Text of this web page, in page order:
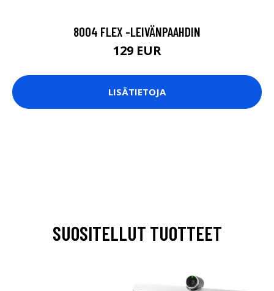
8004 FLEX -LEIVÄNPAAHDIN
129 EUR
LISÄTIETOJA
SUOSITELLUT TUOTTEET